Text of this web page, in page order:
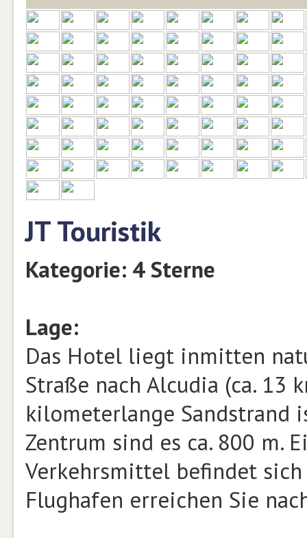
JT Touristik
Kategorie: 4 Sterne
Lage:
Das Hotel liegt inmitten
Straße nach Alcudia (ca. 13
kilometerlange Sandstrand
Zentrum sind es ca. 800 m.
Verkehrsmittel befindet
Flughafen erreichen Sie